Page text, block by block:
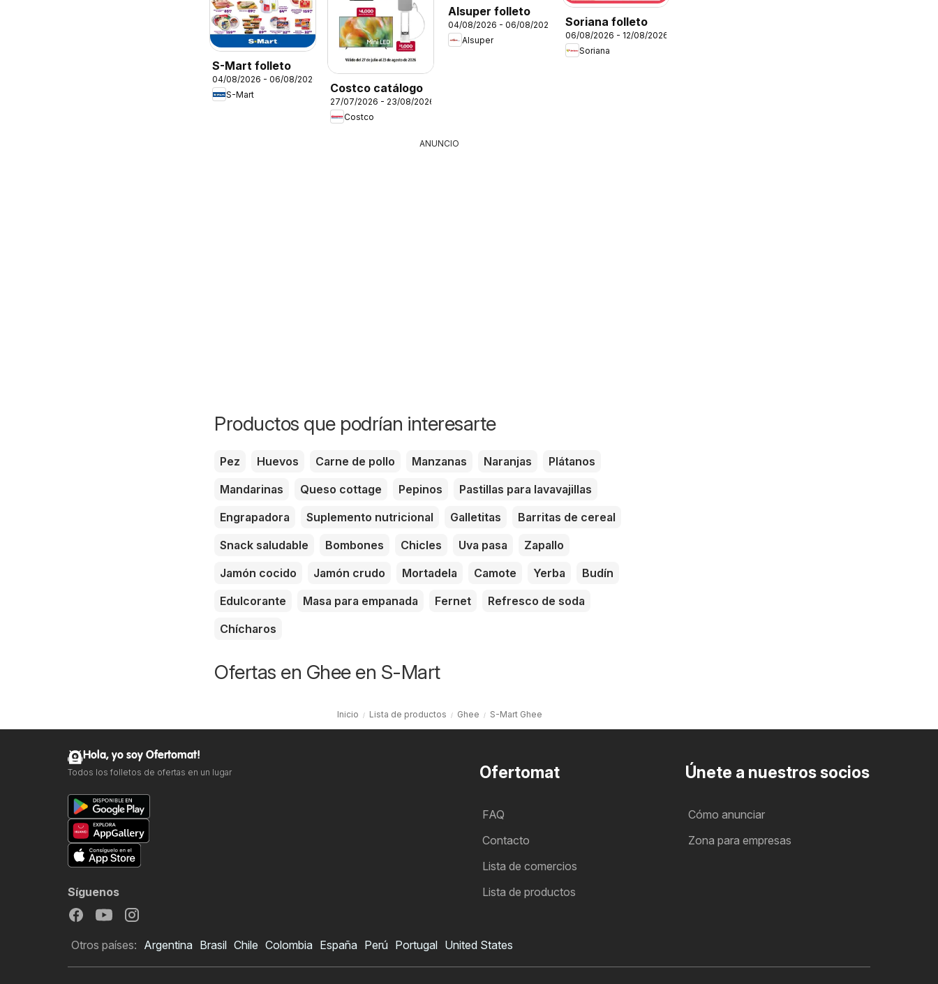
S-Mart folleto
04/08/2026 - 06/08/2026
S-Mart
Costco catálogo
27/07/2026 - 23/08/2026
Costco
Alsuper folleto
04/08/2026 - 06/08/2026
Alsuper
Soriana folleto
06/08/2026 - 12/08/2026
Soriana
ANUNCIO
Productos que podrían interesarte
Pez Huevos Carne de pollo Manzanas Naranjas
Plátanos
Mandarinas
Queso cottage Pepinos
Pastillas para lavavajillas
Engrapadora
Suplemento nutricional Galletitas
Barritas de cereal
Snack saludable
Bombones Chicles Uva pasa
Zapallo
Jamón cocido
Jamón crudo Mortadela Camote Yerba
Budín
Edulcorante
Masa para empanada Fernet
Refresco de soda
Chícharos
Ofertas en Ghee en S-Mart
Inicio Lista de productos Ghee S-Mart Ghee
Ofertomat
FAQ
Contacto
Lista de comercios
Lista de productos
Únete a nuestros socios
Cómo anunciar
Zona para empresas
Hola, yo soy Ofertomat!
Todos los folletos de ofertas en un lugar
Síguenos
Otros países: Argentina Brasil Chile Colombia España Perú Portugal United States